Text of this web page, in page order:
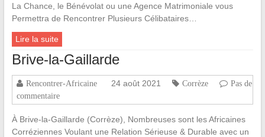
La Chance, le Bénévolat ou une Agence Matrimoniale vous
Permettra de Rencontrer Plusieurs Célibataires…
Lire la suite
Brive-la-Gaillarde
Rencontrer-Africaine 24 août 2021 Corrèze
Pas de
commentaire
À Brive-la-Gaillarde (Corrèze), Nombreuses sont les Africaines
Corréziennes Voulant une Relation Sérieuse & Durable avec un